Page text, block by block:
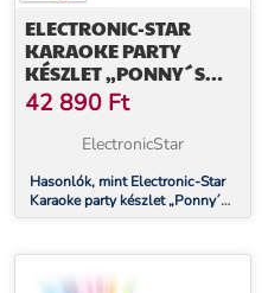
ELECTRONIC-STAR
KARAOKE PARTY
KÉSZLET „PONNY´S
RANCH NEO“, ERŐSÍTŐ,
HANGFAL & 2 X
MIKROFON
42 890 Ft
ElectronicStar
Hasonlók, mint Electronic-Star
Karaoke party készlet „Ponny´s
Ranch NEO“, erősítő, hangfal &